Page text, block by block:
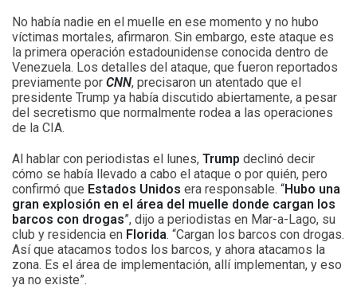
No había nadie en el muelle en ese momento y no hubo
víctimas mortales, afirmaron. Sin embargo, este ataque es
la primera operación estadounidense conocida dentro de
Venezuela. Los detalles del ataque, que fueron reportados
previamente por CNN, precisaron un atentado que el
presidente Trump ya había discutido abiertamente, a pesar
del secretismo que normalmente rodea a las operaciones
de la CIA.
Al hablar con periodistas el lunes, Trump declinó decir
cómo se había llevado a cabo el ataque o por quién, pero
confirmó que Estados Unidos era responsable. “Hubo una
gran explosión en el área del muelle donde cargan los
barcos con drogas”, dijo a periodistas en Mar-a-Lago, su
club y residencia en Florida. “Cargan los barcos con drogas.
Así que atacamos todos los barcos, y ahora atacamos la
zona. Es el área de implementación, allí implementan, y eso
ya no existe”.